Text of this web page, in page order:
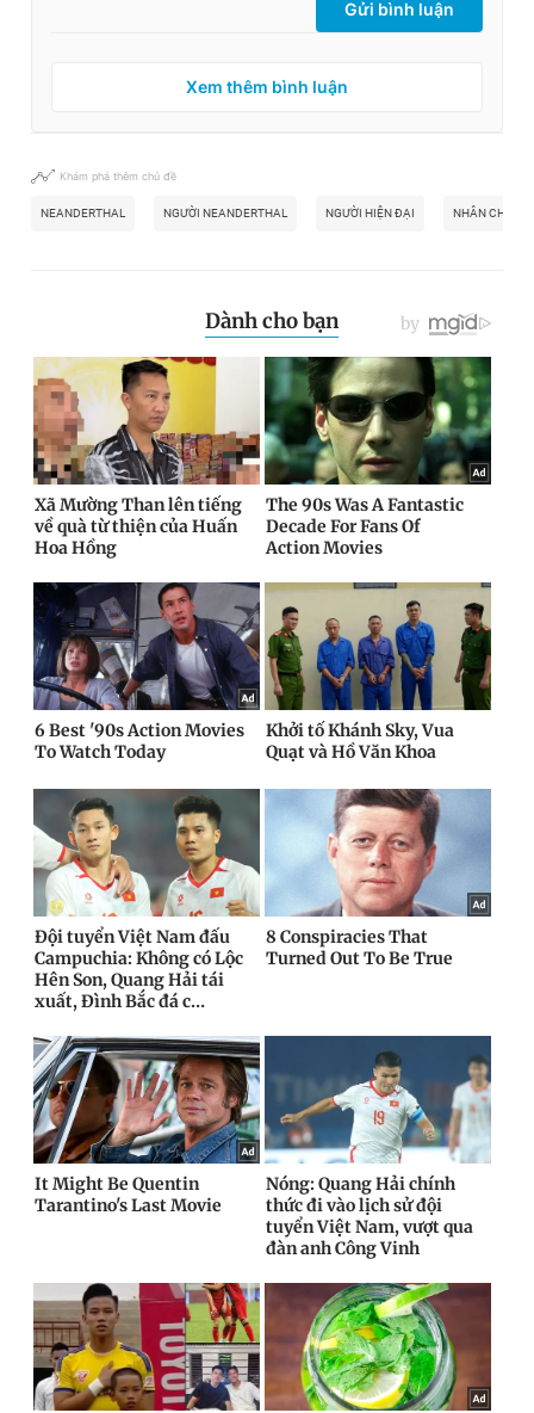
Gửi bình luận
Xem thêm bình luận
Khám phá thêm chủ đề
NEANDERTHAL NGƯỜI NEANDERTHAL NGƯỜI HIỆN ĐẠI NHÂN CHỦNG